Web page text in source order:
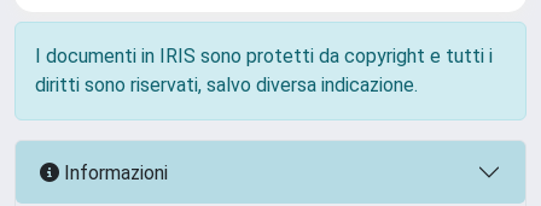
I documenti in IRIS sono protetti da copyright e tutti i
diritti sono riservati, salvo diversa indicazione.
Informazioni